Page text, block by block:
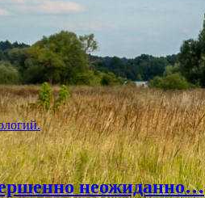
неожиданно…